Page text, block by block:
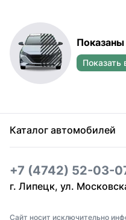
Показать
Каталог автомобилей
+7 (4742) 52-03-
г. Липецк, ул.
Сайт носит исключительно